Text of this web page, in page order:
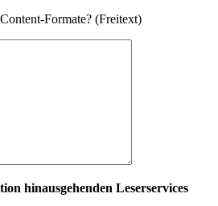
Formate? (Freitext)
hinausgehenden Leserservices